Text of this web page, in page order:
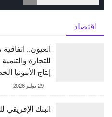
اقتصاد
العيون..
إنتاج الأمونيا
29 يوليو 2026
البنك الإفريقي